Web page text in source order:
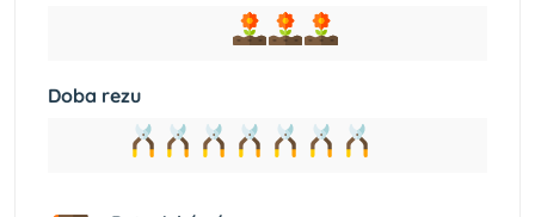
Doba rezu